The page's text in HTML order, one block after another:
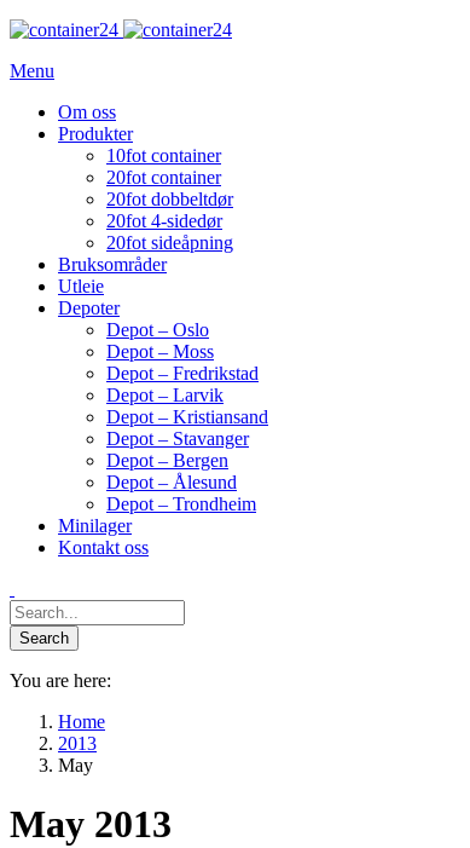
Menu
Om oss
Produkter
10fot container
20fot container
20fot dobbeltdør
20fot 4-sidedør
20fot sideåpning
Bruksområder
Utleie
Depoter
Depot – Oslo
Depot – Moss
Depot – Fredrikstad
Depot – Larvik
Depot – Kristiansand
Depot – Stavanger
Depot – Bergen
Depot – Ålesund
Depot – Trondheim
Minilager
Kontakt oss
You are here:
Home
2013
May
May 2013